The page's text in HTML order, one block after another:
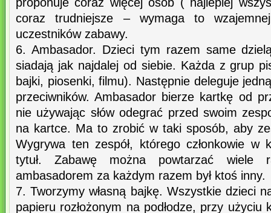
coraz trudniejsze – wymaga to wzajemnej
uczestników zabawy.
6. Ambasador. Dzieci tym razem same
siadają jak najdalej od siebie. Każda z grup
bajki, piosenki, filmu). Następnie deleguje
przeciwników. Ambasador bierze kartkę od
nie używając słów odegrać przed swoim
na kartce. Ma to zrobić w taki sposób, aby
Wygrywa ten zespół, którego członkowie w
tytuł. Zabawę można powtarzać wiele
ambasadorem za każdym razem był ktoś inny.
7. Tworzymy własną bajkę. Wszystkie dzieci
papieru rozłożonym na podłodze, przy